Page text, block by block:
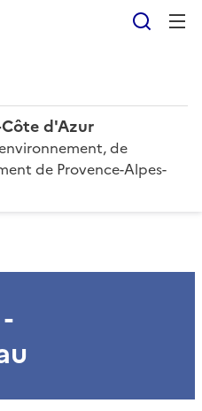
Côte d'Azur
de
de Provence-Alpes-